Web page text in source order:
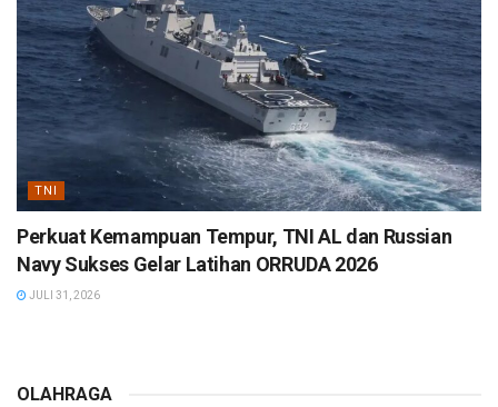
TNI
Perkuat Kemampuan Tempur, TNI AL dan Russian
Navy Sukses Gelar Latihan ORRUDA 2026
JULI 31, 2026
OLAHRAGA